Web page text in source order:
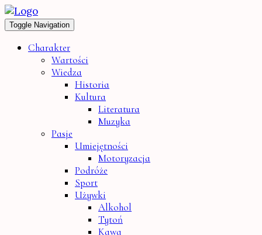
Toggle Navigation
Charakter
Wartości
Wiedza
Historia
Kultura
Literatura
Muzyka
Pasje
Umiejętności
Motoryzacja
Podróże
Sport
Używki
Alkohol
Tytoń
Kawa